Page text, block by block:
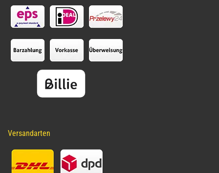
Versandarten